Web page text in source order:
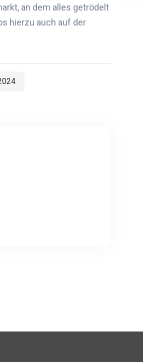
an dem alles getrödelt
hierzu auch auf der